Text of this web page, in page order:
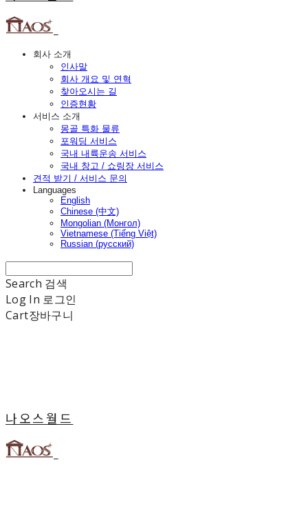
회사 소개
인사말
회사 개요 및 연혁
찾아오시는 길
인증현황
서비스 소개
몽골 특화 물류
포워딩 서비스
국내 내륙운송 서비스
국내 창고 / 쇼링장 서비스
견적 받기 / 서비스 문의
Languages
English
Chinese (中文)
Mongolian (Монгол)
Vietnamese (Tiếng Việt)
Russian (русский)
Search 검색
Log In 로그인
Cart장바구니
나오스월드